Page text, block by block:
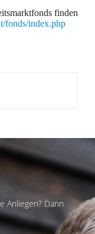
finden
fonds/index.php
Anliegen? Dann